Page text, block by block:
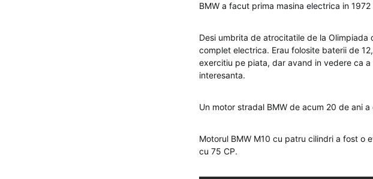
BMW a facut prima masina electrica in 1972
Desi umbrita de atrocitatile de la
complet electrica. Erau folosite baterii de
exercitiu pe piata, dar avand in vedere ca
interesanta.
Un motor stradal BMW de acum 20 de ani
Motorul BMW M10 cu patru cilindri a fost o
cu 75 CP.